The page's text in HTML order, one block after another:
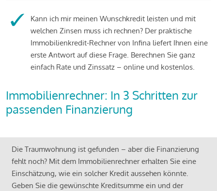
Kann ich mir meinen Wunschkredit leisten und mit
welchen Zinsen muss ich rechnen? Der praktische
Immobilienkredit-Rechner von Infina liefert Ihnen eine
erste Antwort auf diese Frage. Berechnen Sie ganz
einfach Rate und Zinssatz – online und kostenlos.
Immobilienrechner: In 3 Schritten zur
passenden Finanzierung
Die Traumwohnung ist gefunden – aber die Finanzierung
fehlt noch? Mit dem Immobilienrechner erhalten Sie eine
Einschätzung, wie ein solcher Kredit aussehen könnte.
Geben Sie die gewünschte Kreditsumme ein und der